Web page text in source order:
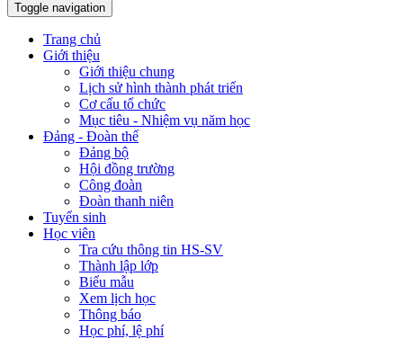
Toggle navigation
Trang chủ
Giới thiệu
Giới thiệu chung
Lịch sử hình thành phát triển
Cơ cấu tổ chức
Mục tiêu - Nhiệm vụ năm học
Đảng - Đoàn thể
Đảng bộ
Hội đồng trường
Công đoàn
Đoàn thanh niên
Tuyển sinh
Học viên
Tra cứu thông tin HS-SV
Thành lập lớp
Biểu mẫu
Xem lịch học
Thông báo
Học phí, lệ phí